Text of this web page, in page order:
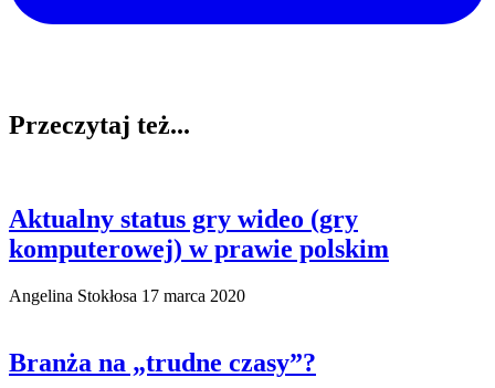
Przeczytaj też...
Aktualny status gry wideo (gry
komputerowej) w prawie polskim
Angelina Stokłosa 17 marca 2020
Branża na „trudne czasy”?